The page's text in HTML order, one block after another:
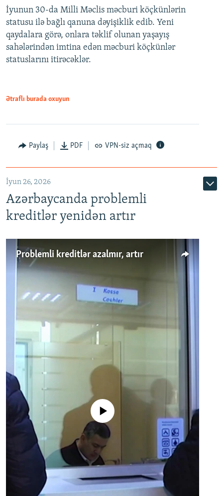
Auto 240p 360p 480p
720p 1080p
360p
480p
720p
İyunun 30-da Milli Məclis məcburi köçkünlərin
statusu ilə bağlı qanuna dəyişiklik edib. Yeni
qaydalara görə, onlara təklif olunan yaşayış
sahələrindən imtina edən məcburi köçkünlər
statuslarını itirəcəklər.
Ətraflı burada oxuyun
Paylaş PDF VPN-siz açmaq
İyun 26, 2026
Azərbaycanda problemli
kreditlər yenidən artır
Problemli kreditlər azalmır, artır
No media source currently available